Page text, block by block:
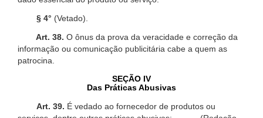
§ 4° (Vetado).
Art. 38. O ônus da prova da veracidade e correção da
informação ou comunicação publicitária cabe a quem as
patrocina.
SEÇÃO IV
Das Práticas Abusivas
Art. 39. É vedado ao fornecedor de produtos ou